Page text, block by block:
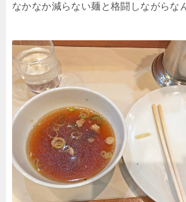
なかなか減らない麺と格闘しながらな